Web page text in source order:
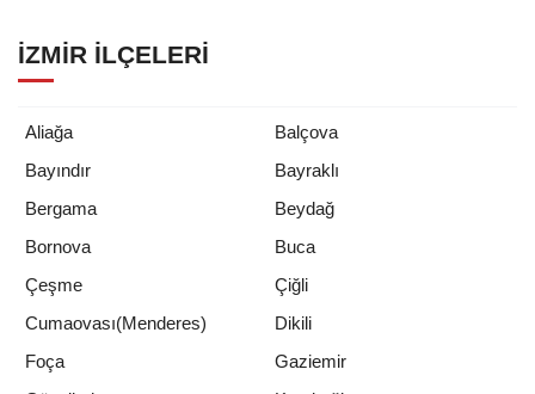
İZMIR İLÇELERI
Aliağa
Balçova
Bayındır
Bayraklı
Bergama
Beydağ
Bornova
Buca
Çeşme
Çiğli
Cumaovası(Menderes)
Dikili
Foça
Gaziemir